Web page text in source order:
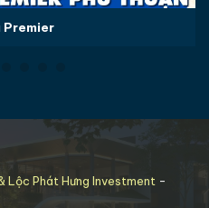
Lộc Phát Hưng Investment -